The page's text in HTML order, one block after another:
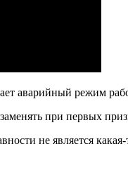
аварийный режим
при первых
не является какая-